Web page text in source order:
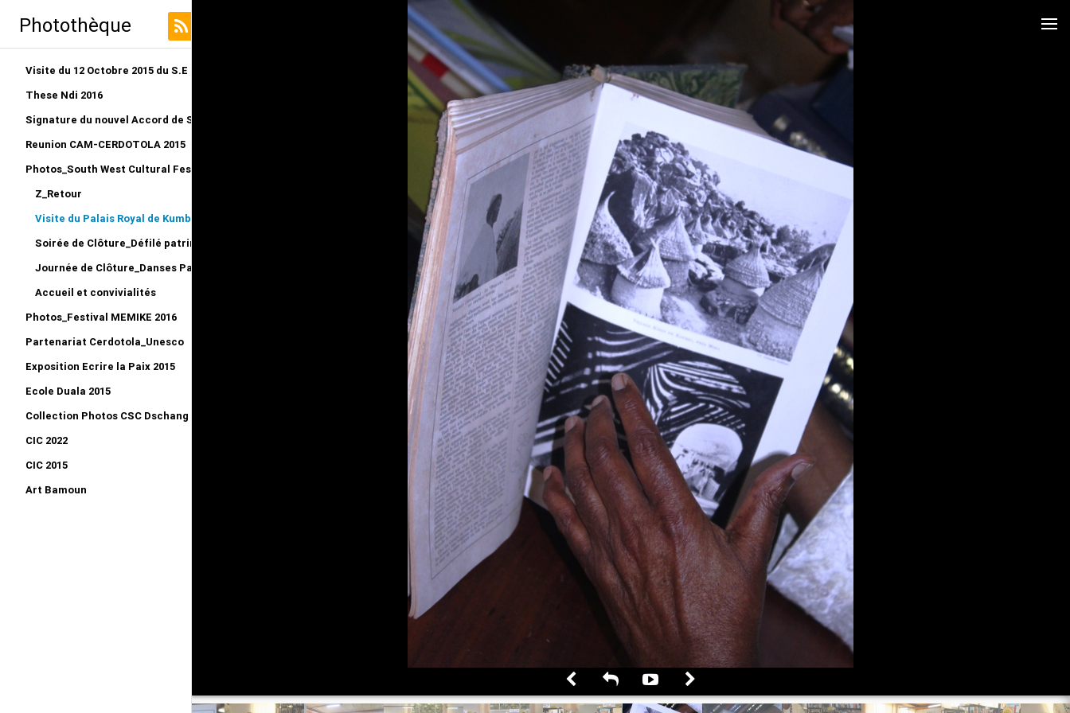
Photothèque
Visite du 12 Octobre 2015 du S.E au LRO
These Ndi 2016
Signature du nouvel Accord de Siège CERDOTOLA
Reunion CAM-CERDOTOLA 2015
Photos_South West Cultural Festival_Kumba 2015
Z_Retour
Visite du Palais Royal de Kumba_Reportage
Soirée de Clôture_Défilé patriminial et remise des Prix
Journée de Clôture_Danses Patrimoniales
Accueil et convivialités
Photos_Festival MEMIKE 2016
Partenariat Cerdotola_Unesco
Exposition Ecrire la Paix 2015
Ecole Duala 2015
Collection Photos CSC Dschang 2015
CIC 2022
CIC 2015
Art Bamoun